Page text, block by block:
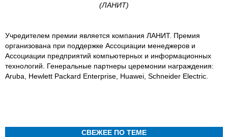
(ЛАНИТ)
Учредителем премии является компания ЛАНИТ. Премия
организована при поддержке Ассоциации менеджеров и
Ассоциации предприятий компьютерных и информационных
технологий. Генеральные партнеры церемонии награждения:
Aruba, Hewlett Packard Enterprise, Huawei, Schneider Electric.
СВЕЖЕЕ ПО ТЕМЕ